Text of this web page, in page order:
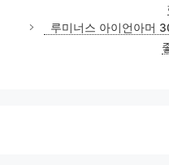
루미너스 아이언아머